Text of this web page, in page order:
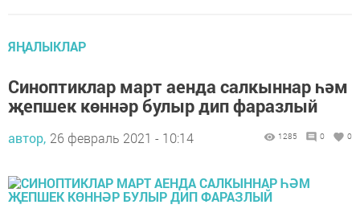
ЯҢАЛЫКЛАР
Синоптиклар март аенда салкыннар һәм
җепшек көннәр булыр дип фаразлый
автор, 26 февраль 2021 - 10:14 1285 0 0